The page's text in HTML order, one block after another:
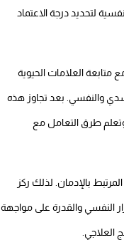
لتحديد درجة الاعتماد
العلامات الحيوية
والنفسي. بعد تجاوز هذه
طرق التعامل مع
بالإدمان. لذلك ركز
النفسي والقدرة على مواجهة
العلاجي.